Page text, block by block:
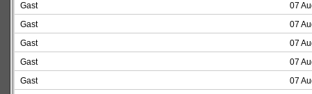
Gast
07
Gast
07
Gast
07
Gast
07
Gast
07